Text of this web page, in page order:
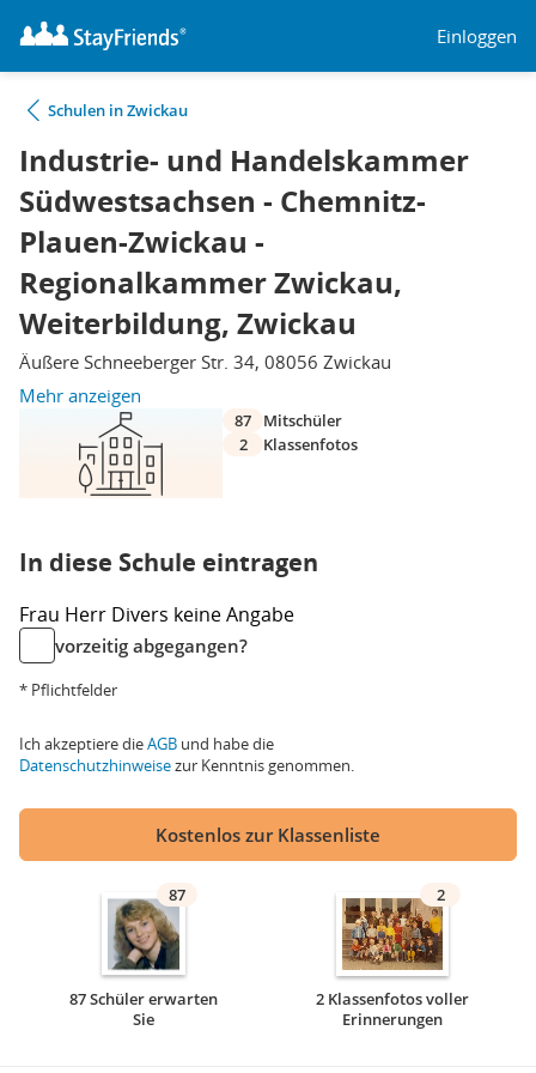
Einloggen
Schulen in Zwickau
Industrie- und Handelskammer
Südwestsachsen - Chemnitz-
Plauen-Zwickau -
Regionalkammer Zwickau,
Weiterbildung, Zwickau
Äußere Schneeberger Str. 34, 08056 Zwickau
Mehr anzeigen
87
Mitschüler
2
Klassenfotos
In diese Schule eintragen
Frau Herr Divers keine Angabe
vorzeitig abgegangen?
* Pflichtfelder
Ich akzeptiere dieAGB und habe die
Datenschutzhinweisezur Kenntnis genommen.
Kostenlos zur Klassenliste
87
87 Schüler erwarten
Sie
2
2 Klassenfotos voller
Erinnerungen